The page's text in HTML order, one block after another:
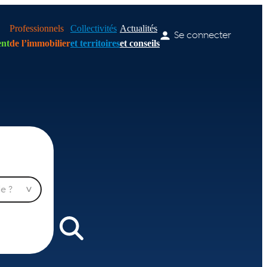
Professionnels
de l’immobilier
Collectivités
et territoires
Actualités
et conseils
Se connecter